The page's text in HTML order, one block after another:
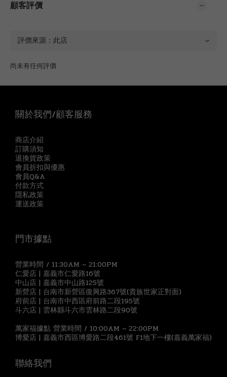
顧客評價
尚未有任何評價
關於我們/顧客服務
商店介紹
訂購須知
退換貨政策
會員折扣與優惠
會員Q&A
付款方式
隱私政策
運送政策
門市據點
營業時間 / 11:30AM ~ 21:00PM
仁愛店 | 嘉義市仁愛路16號
中山店 | 嘉義市中山路125號
新營店 | 台南市新營區復興路367號(貴族世家正對面)
府前店 | 台南市中西區府前路二段195號
斗六店 | 雲林縣斗六市雲林路二段90號
萬家福據點 營業時間 / 10:00AM ~ 22:00PM
博愛店 | 嘉義市西區博愛路二段461號 F1地下一樓(嘉義萬家福)
聯絡我們